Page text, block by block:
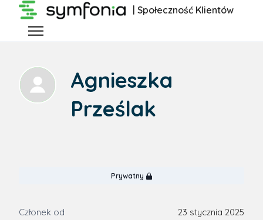
Przejdź do głównej zawartości | Społeczność Klientów
Przełącz menu nawigacyjne
Agnieszka
Prześlak
Prywatny
Członek od
23 stycznia 2025